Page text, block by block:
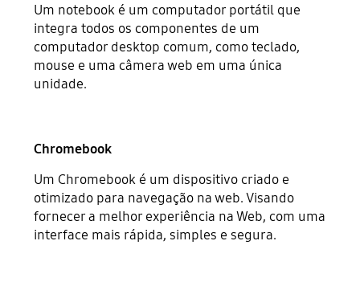
Um notebook é um computador portátil que
integra todos os componentes de um
computador desktop comum, como teclado,
mouse e uma câmera web em uma única
unidade.
Chromebook
Um Chromebook é um dispositivo criado e
otimizado para navegação na web. Visando
fornecer a melhor experiência na Web, com uma
interface mais rápida, simples e segura.